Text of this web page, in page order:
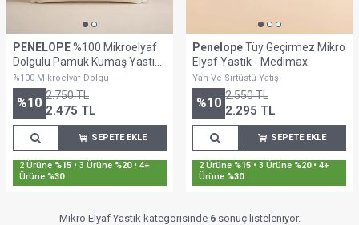
PENELOPE%100 Mikroelyaf
Dolgulu Pamuk Kumaş Yastık
70x70 cm - Imperial Luxe
Serisi
%100 Mikroelyaf Dolgu
%10 2.750TL
2.475 TL
SEPETE EKLE
2 Ürüne %15 • 3 Ürüne %20• 4+
Ürüne %30
PenelopeTüy Geçirmez Mikro
Elyaf Yastık - Medimax
Yan Ve Sırtüstü Yatış
%10 2.550TL
2.295 TL
SEPETE EKLE
2 Ürüne %15 • 3 Ürüne %20• 4+
Ürüne %30
Mikro Elyaf Yastık kategorisinde 6sonuç listeleniyor.